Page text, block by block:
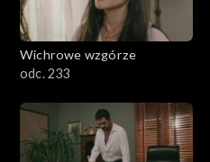
Wichrowe wzgórze
odc. 233